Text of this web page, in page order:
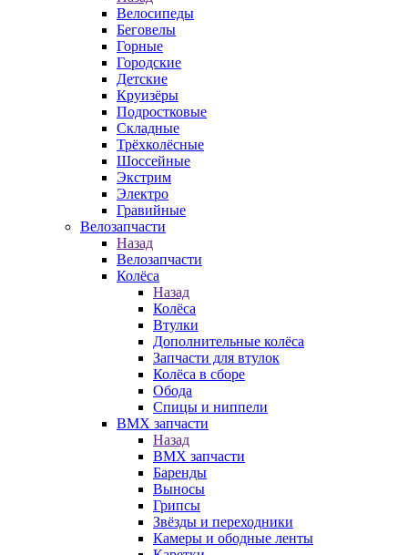
Велосипеды
Беговелы
Горные
Городские
Детские
Круизёры
Подростковые
Складные
Трёхколёсные
Шоссейные
Экстрим
Электро
Гравийные
Велозапчасти
Назад
Велозапчасти
Колёса
Назад
Колёса
Втулки
Дополнительные колёса
Запчасти для втулок
Колёса в сборе
Обода
Спицы и ниппели
BMX запчасти
Назад
BMX запчасти
Баренды
Выносы
Грипсы
Звёзды и переходники
Камеры и ободные ленты